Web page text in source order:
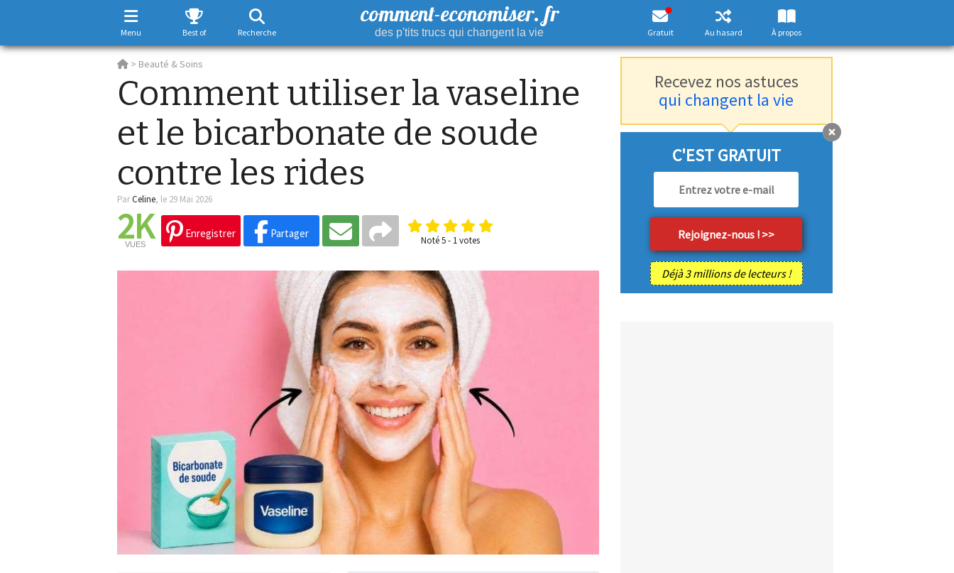
Menu Best of Recherche
comment-economiser. fr
des p'tits trucs qui changent la vie Gratuit Au hasard À propos
> Beauté & Soins
Comment utiliser la vaseline
et le bicarbonate de soude
contre les rides
ParCeline, le 29 Mai 2026
2K
VUES
Enregistrer Partager
Noté5- 1 votes
Recevez nos astuces
qui changent la vie
C'EST GRATUIT
Déjà 3 millions de lecteurs !